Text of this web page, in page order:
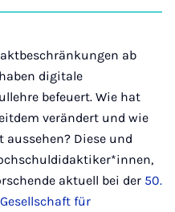
on
auf auf auf über
Mail
ab
digitale
befeuert. Wie hat
verändert und wie
Diese und
aktuell bei der 50.
für